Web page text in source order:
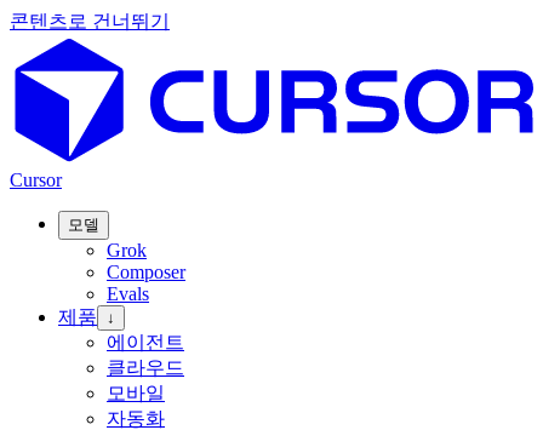
콘텐츠로 건너뛰기
Cursor
모델
Grok
Composer
Evals
제품
↓
에이전트
클라우드
모바일
자동화